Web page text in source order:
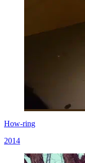
How-ring
2014